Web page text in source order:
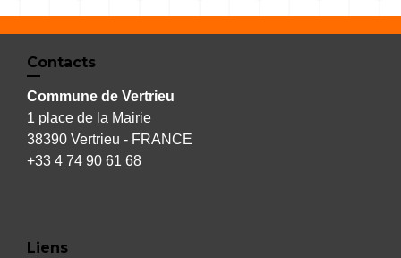
Contacts
Commune de Vertrieu
1 place de la Mairie
38390 Vertrieu - FRANCE
+33 4 74 90 61 68
Liens